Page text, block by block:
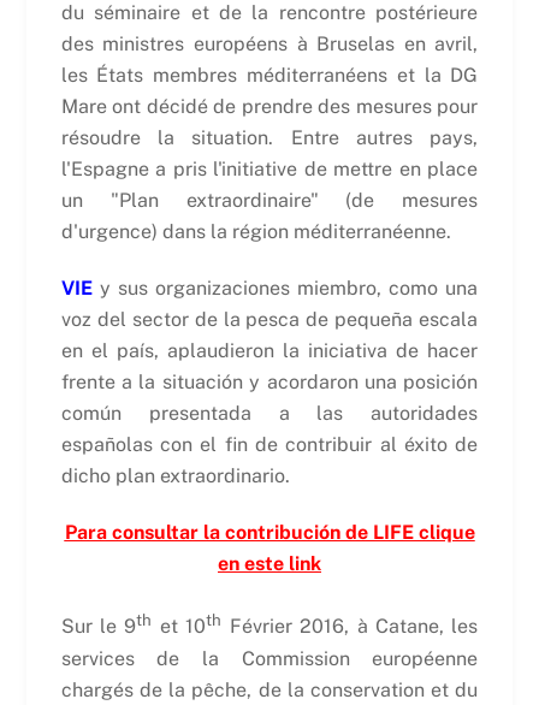
du séminaire et de la rencontre postérieure
des ministres européens à Bruselas en avril,
les États membres méditerranéens et la DG
Mare ont décidé de prendre des mesures pour
résoudre la situation. Entre autres pays,
l'Espagne a pris l'initiative de mettre en place
un "Plan extraordinaire" (de mesures
d'urgence) dans la région méditerranéenne.
VIEy sus organizaciones miembro, como una
voz del sector de la pesca de pequeña escala
en el país, aplaudieron la iniciativa de hacer
frente a la situación y acordaron una posición
común presentada a las autoridades
españolas con el fin de contribuir al éxito de
dicho plan extraordinario.
Para consultar la contribución de LIFE clique
en este link
Sur le 9th et 10th Février 2016, à Catane, les
services de la Commission européenne
chargés de la pêche, de la conservation et du